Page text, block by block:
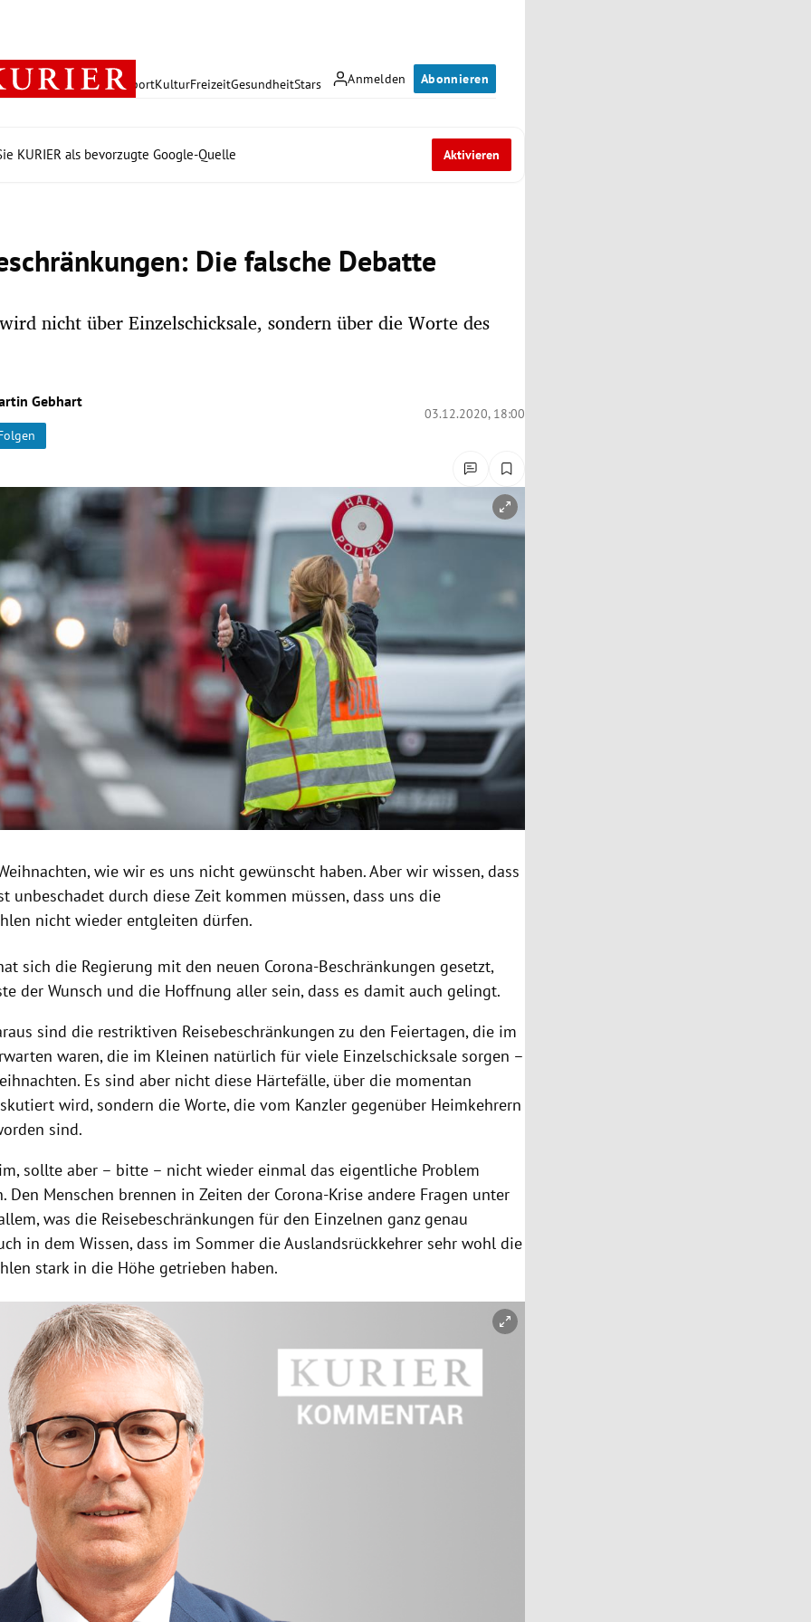
Anmelden Abonnieren
PolitikWirtschaft SportKulturFreizeitGesundheitStars
KURIER als bevorzugte Google-Quelle Aktivieren
Die falsche Debatte
nicht über Einzelschicksale, sondern über die Worte des
Gebhart
03.12.2020, 18:00
öffnen/schließen
wie wir es uns nicht gewünscht haben. Aber wir wissen, dass
unbeschadet durch diese Zeit kommen müssen, dass uns die
nicht wieder entgleiten dürfen.
sich die Regierung mit den neuen Corona-Beschränkungen gesetzt,
der Wunsch und die Hoffnung aller sein, dass es damit auch gelingt.
sind die restriktiven Reisebeschränkungen zu den Feiertagen, die im
waren, die im Kleinen natürlich für viele Einzelschicksale sorgen –
Es sind aber nicht diese Härtefälle, über die momentan
wird, sondern die Worte, die vom Kanzler gegenüber Heimkehrern
sind.
sollte aber – bitte – nicht wieder einmal das eigentliche Problem
Den Menschen brennen in Zeiten der Corona-Krise andere Fragen unter
was die Reisebeschränkungen für den Einzelnen ganz genau
in dem Wissen, dass im Sommer die Auslandsrückkehrer sehr wohl die
stark in die Höhe getrieben haben.
öffnen/schließen